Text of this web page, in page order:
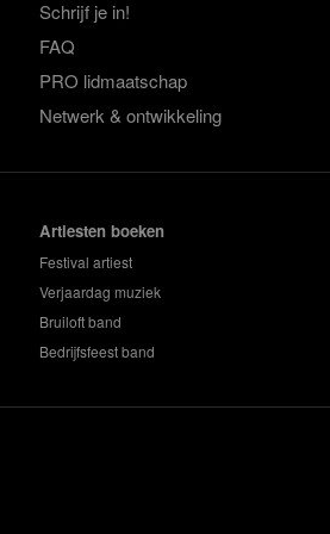
Schrijf je in!
FAQ
PRO lidmaatschap
Netwerk & ontwikkeling
Artiesten boeken
Festival artiest
Verjaardag muziek
Bruiloft band
Bedrijfsfeest band